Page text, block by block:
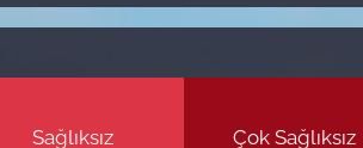
Sağlıksız Çok Sağlıksız